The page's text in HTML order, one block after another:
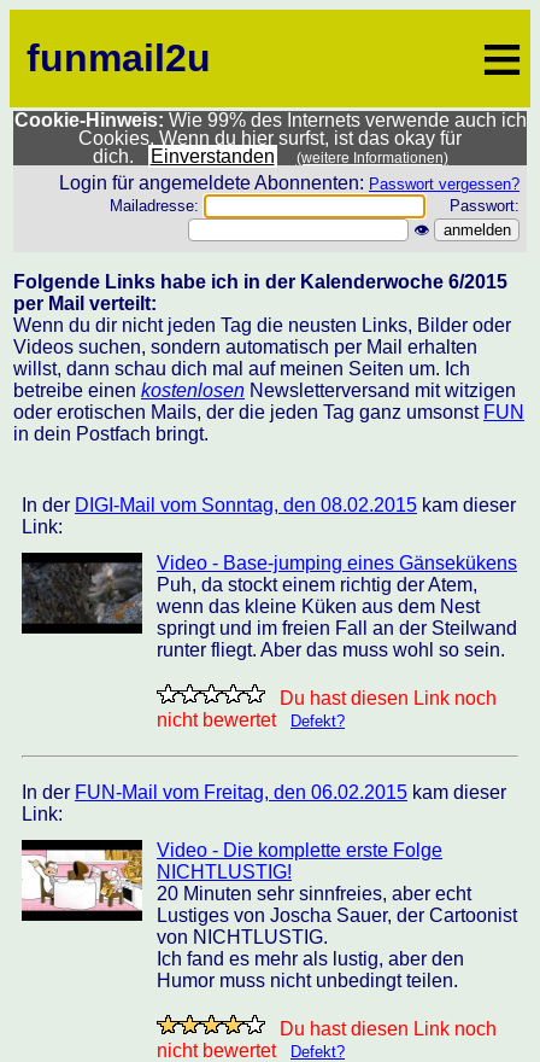
funmail2u ≡
Cookie-Hinweis: Wie 99% des Internets verwende auch ich
Cookies. Wenn du hier surfst, ist das okay für
dich.
Einverstanden (weitere Informationen)
Login für angemeldete Abonnenten: Passwort vergessen?
Mailadresse:
Passwort:
👁
Folgende Links habe ich in der Kalenderwoche 6/2015
per Mail verteilt:
Wenn du dir nicht jeden Tag die neusten Links, Bilder oder
Videos suchen, sondern automatisch per Mail erhalten
willst, dann schau dich mal auf meinen Seiten um. Ich
betreibe einen kostenlosen Newsletterversand mit witzigen
oder erotischen Mails, der die jeden Tag ganz umsonst FUN
in dein Postfach bringt.
In der DIGI-Mail vom Sonntag, den 08.02.2015 kam dieser
Link:
Video - Base-jumping eines Gänsekükens
Puh, da stockt einem richtig der Atem,
wenn das kleine Küken aus dem Nest
springt und im freien Fall an der Steilwand
runter fliegt. Aber das muss wohl so sein.
Du hast diesen Link noch
nicht bewertet
Defekt?
In der FUN-Mail vom Freitag, den 06.02.2015 kam dieser
Link:
Video - Die komplette erste Folge
NICHTLUSTIG!
20 Minuten sehr sinnfreies, aber echt
Lustiges von Joscha Sauer, der Cartoonist
von NICHTLUSTIG.
Ich fand es mehr als lustig, aber den
Humor muss nicht unbedingt teilen.
Du hast diesen Link noch
nicht bewertet
Defekt?